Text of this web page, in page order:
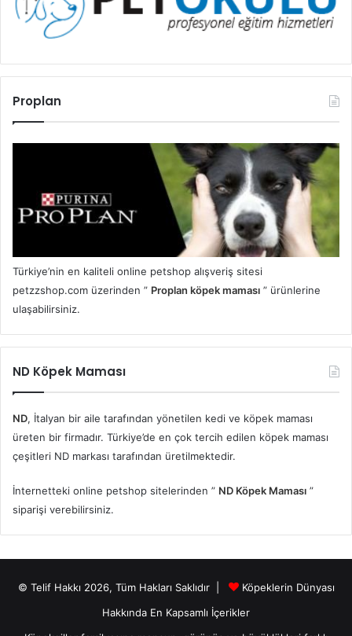
Proplan
Türkiye’nin en kaliteli online petshop alışveriş sitesi
petzzshop.com üzerinden ” Proplan köpek maması ” ürünlerine
ulaşabilirsiniz.
ND Köpek Maması
ND, İtalyan bir aile tarafından yönetilen kedi ve köpek maması
üreten bir firmadır. Türkiye’de en çok tercih edilen köpek maması
çeşitleri ND markası tarafından üretilmektedir.
İnternetteki online petshop sitelerinden ” ND Köpek Maması ”
siparişi verebilirsiniz.
© Telif Hakkı 2026, Tüm Hakları Saklıdır |
Köpeklerin Dünyası
Hakkında En Kapsamlı İçerikler